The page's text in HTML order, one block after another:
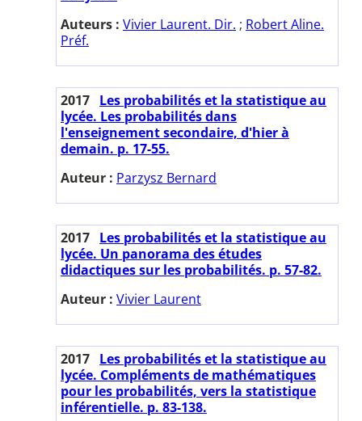
Auteurs : Vivier Laurent. Dir. ; Robert Aline.
Préf.
2017 Les probabilités et la statistique au
lycée. Les probabilités dans
l'enseignement secondaire, d'hier à
demain. p. 17-55.
Auteur : Parzysz Bernard
2017 Les probabilités et la statistique au
lycée. Un panorama des études
didactiques sur les probabilités. p. 57-82.
Auteur : Vivier Laurent
2017 Les probabilités et la statistique au
lycée. Compléments de mathématiques
pour les probabilités, vers la statistique
inférentielle. p. 83-138.